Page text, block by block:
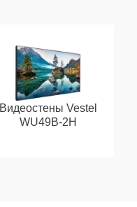
Видеостены Vestel
WU49B-2H